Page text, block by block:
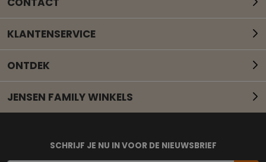
Mail onze klantenservice
KLANTENSERVICE
ONTDEK
JENSEN FAMILY WINKELS
SCHRIJF JE NU IN VOOR DE NIEUWSBRIEF